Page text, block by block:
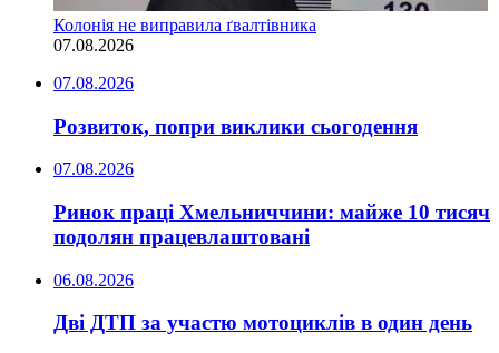
Колонія не виправила ґвалтівника
07.08.2026
07.08.2026
Розвиток, попри виклики сьогодення
07.08.2026
Ринок праці Хмельниччини: майже 10 тисяч
подолян працевлаштовані
06.08.2026
Дві ДТП за участю мотоциклів в один день